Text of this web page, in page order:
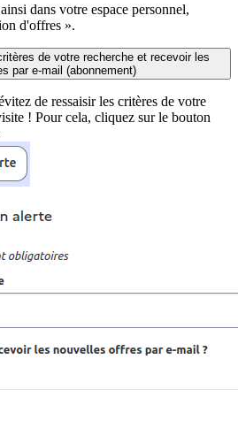
dans votre espace personnel,
d'offres ».
de votre recherche et recevoir les
par e-mail (abonnement)
de ressaisir les critères de votre
! Pour cela, cliquez sur le bouton